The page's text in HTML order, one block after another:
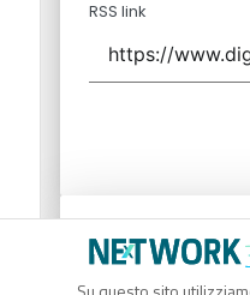
RSS link
Codice
Clicca sul